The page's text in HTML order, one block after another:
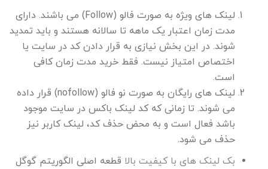
لینک های ویژه به صورت فالو (Follow) می باشند. دارای
مدت زمان اعتبار یک ماهه تا سالانه هستند و باید تمدید
شوند. در این بخش نیازی به قرار دادن کد در سایت یا
اختصاص امتیاز نیست. فقط خرید مدت زمان کافی
است.
لینک های رایگان به صورت نو فالو (nofollow) قرار داده
می شوند. تا زمانی که کد لینک باکس در سایت موجود
باشد فعال است و به محض حذف کد، لینک کاربر نیز
حذف می شود.
بک لینک های با کیفیت بالا قطعه اصلی الگوریتم گوگل